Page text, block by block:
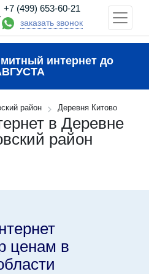
+7 (499) 653-60-21
заказать звонок
интернет до
район Деревня Китово
в Деревне
район
ценам в